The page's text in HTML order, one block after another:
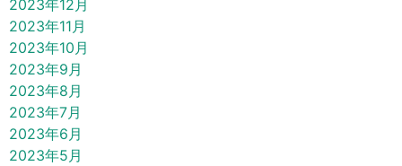
2023年12月
2023年11月
2023年10月
2023年9月
2023年8月
2023年7月
2023年6月
2023年5月